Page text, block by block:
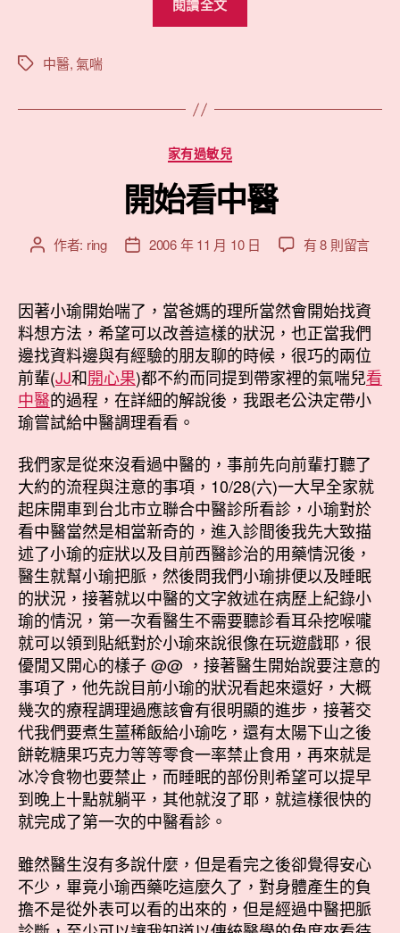
閱讀全文
標
中醫,氣喘
分
類
家有過敏兒
開始看中醫
文
者
作者: ring
文
佈
日
期
2006 年 11 月 10 日
在
看
中
醫〉
中
有 8 則留言
因著小瑜開始喘了，當爸媽的理所當然會開始找資
料想方法，希望可以改善這樣的狀況，也正當我們
邊找資料邊與有經驗的朋友聊的時候，很巧的兩位
前輩(JJ和開心果)都不約而同提到帶家裡的氣喘兒看
中醫的過程，在詳細的解說後，我跟老公決定帶小
瑜嘗試給中醫調理看看。
我們家是從來沒看過中醫的，事前先向前輩打聽了
大約的流程與注意的事項，10/28(六)一大早全家就
起床開車到台北市立聯合中醫診所看診，小瑜對於
看中醫當然是相當新奇的，進入診間後我先大致描
述了小瑜的症狀以及目前西醫診治的用藥情況後，
醫生就幫小瑜把脈，然後問我們小瑜排便以及睡眠
的狀況，接著就以中醫的文字敘述在病歷上紀錄小
瑜的情況，第一次看醫生不需要聽診看耳朵挖喉嚨
就可以領到貼紙對於小瑜來說很像在玩遊戲耶，很
優閒又開心的樣子 @@ ，接著醫生開始說要注意的
事項了，他先說目前小瑜的狀況看起來還好，大概
幾次的療程調理過應該會有很明顯的進步，接著交
代我們要煮生薑稀飯給小瑜吃，還有太陽下山之後
餅乾糖果巧克力等等零食一率禁止食用，再來就是
冰冷食物也要禁止，而睡眠的部份則希望可以提早
到晚上十點就躺平，其他就沒了耶，就這樣很快的
就完成了第一次的中醫看診。
雖然醫生沒有多說什麼，但是看完之後卻覺得安心
不少，畢竟小瑜西藥吃這麼久了，對身體產生的負
擔不是從外表可以看的出來的，但是經過中醫把脈